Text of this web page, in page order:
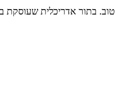
בתור אדריכלית שעוסקת